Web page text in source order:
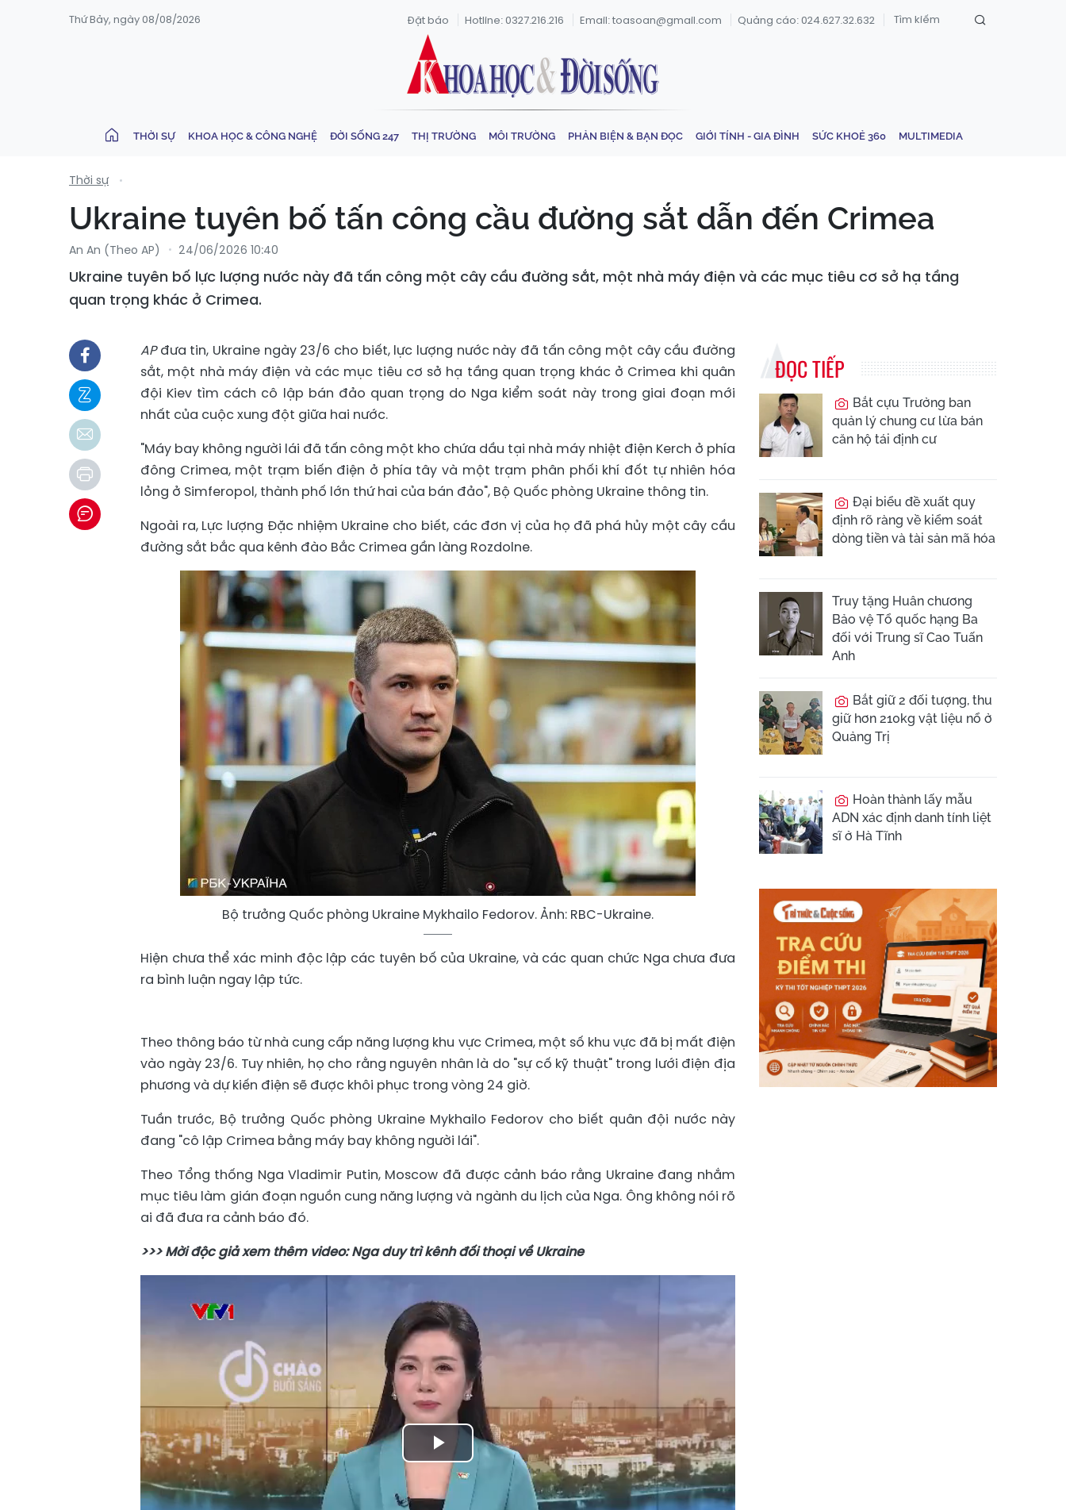
Thứ Bảy, ngày 08/08/2026 Đặt báo Hotline: 0327.216.216 Email: toasoan@gmail.com Quảng cáo: 024.627.32.632
THỜI SỰ KHOA HỌC & CÔNG NGHỆ ĐỜI SỐNG 247 THỊ TRƯỜNG MÔI TRƯỜNG PHẢN BIỆN & BẠN ĐỌC GIỚI TÍNH - GIA ĐÌNH SỨC KHOẺ 360 MULTIMEDIA
Thời sự
Ukraine tuyên bố tấn công cầu đường sắt dẫn đến Crimea
An An (Theo AP) 24/06/2026 10:40
Ukraine tuyên bố lực lượng nước này đã tấn công một cây cầu đường sắt, một nhà máy điện và các mục tiêu cơ sở hạ tầng
quan trọng khác ở Crimea.
APđưa tin, Ukraine ngày 23/6 cho biết, lực lượng nước này đã tấn công một cây cầu đường
sắt, một nhà máy điện và các mục tiêu cơ sở hạ tầng quan trọng khác ở Crimea khi quân
đội Kiev tìm cách cô lập bán đảo quan trọng do Nga kiểm soát này trong giai đoạn mới
nhất của cuộc xung đột giữa hai nước.
"Máy bay không người lái đã tấn công một kho chứa dầu tại nhà máy nhiệt điện Kerch ở phía
đông Crimea, một trạm biến điện ở phía tây và một trạm phân phối khí đốt tự nhiên hóa
lỏng ở Simferopol, thành phố lớn thứ hai của bán đảo", Bộ Quốc phòng Ukraine thông tin.
Ngoài ra, Lực lượng Đặc nhiệm Ukraine cho biết, các đơn vị của họ đã phá hủy một cây cầu
đường sắt bắc qua kênh đào Bắc Crimea gần làng Rozdolne.
Bộ trưởng Quốc phòng Ukraine Mykhailo Fedorov. Ảnh: RBC-Ukraine.
Hiện chưa thể xác minh độc lập các tuyên bố của Ukraine, và các quan chức Nga chưa đưa
ra bình luận ngay lập tức.
Theo thông báo từ nhà cung cấp năng lượng khu vực Crimea, một số khu vực đã bị mất điện
vào ngày 23/6. Tuy nhiên, họ cho rằng nguyên nhân là do "sự cố kỹ thuật" trong lưới điện địa
phương và dự kiến ​​điện sẽ được khôi phục trong vòng 24 giờ.
Tuần trước, Bộ trưởng Quốc phòng Ukraine Mykhailo Fedorov cho biết quân đội nước này
đang "cô lập Crimea bằng máy bay không người lái".
Theo Tổng thống Nga Vladimir Putin, Moscow đã được cảnh báo rằng Ukraine đang nhắm
mục tiêu làm gián đoạn nguồn cung năng lượng và ngành du lịch của Nga. Ông không nói rõ
ai đã đưa ra cảnh báo đó.
>>> Mời độc giả xem thêm video: Nga duy trì kênh đối thoại về Ukraine
Play
Video
ĐỌC TIẾP
Bắt cựu Trưởng ban
quản lý chung cư lừa bán
căn hộ tái định cư
Đại biểu đề xuất quy
định rõ ràng về kiểm soát
dòng tiền và tài sản mã hóa
Truy tặng Huân chương
Bảo vệ Tổ quốc hạng Ba
đối với Trung sĩ Cao Tuấn
Anh
Bắt giữ 2 đối tượng, thu
giữ hơn 210kg vật liệu nổ ở
Quảng Trị
Hoàn thành lấy mẫu
ADN xác định danh tính liệt
sĩ ở Hà Tĩnh